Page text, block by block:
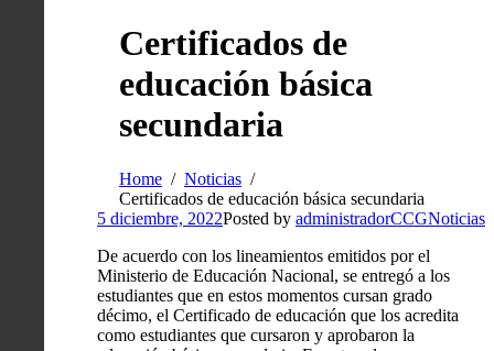
Certificados de
educación básica
secundaria
Home
Noticias
Certificados de educación básica secundaria
5 diciembre, 2022Posted by administradorCCGNoticias
De acuerdo con los lineamientos emitidos por el
Ministerio de Educación Nacional, se entregó a los
estudiantes que en estos momentos cursan grado
décimo, el Certificado de educación que los acredita
como estudiantes que cursaron y aprobaron la